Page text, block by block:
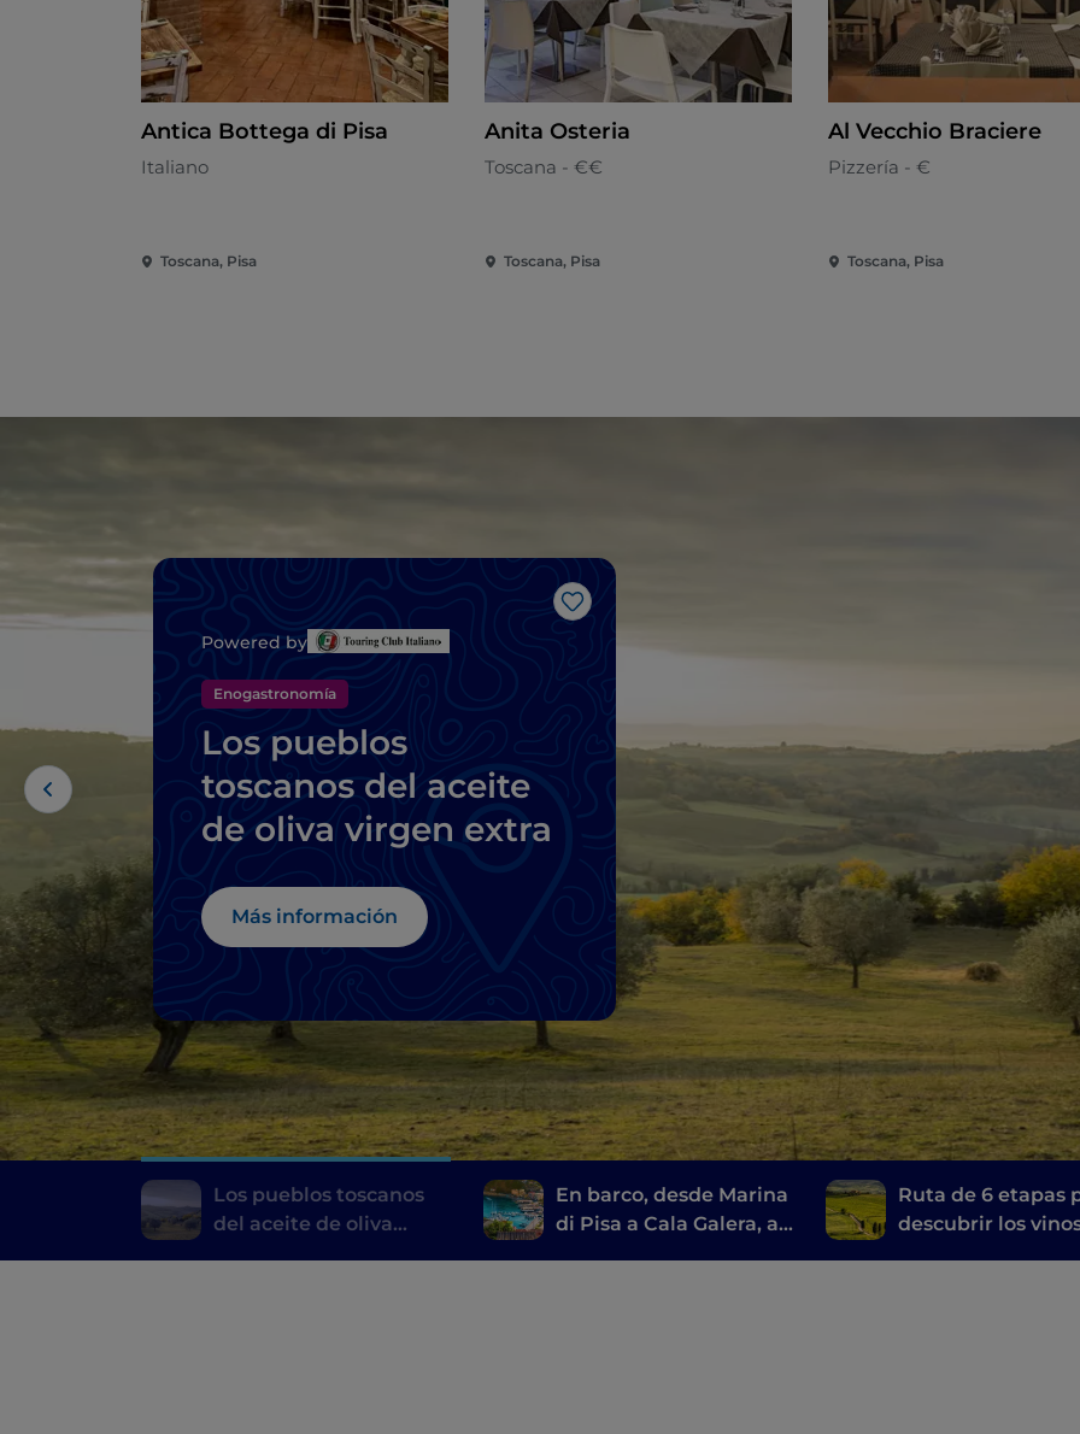
Antica Bottega di Pisa
Italiano
Toscana, Pisa
Anita Osteria
Toscana - €€
Toscana, Pisa
Al Vecchio Braciere
Pizzería - €
Toscana, Pisa
Me gusta
Powered by
Enogastronomía
Los pueblos
toscanos del aceite
de oliva virgen extra
Más información
Los pueblos toscanos
del aceite de oliva
En barco, desde Marina
di Pisa a Cala Galera, a
Ruta de 6 etapas
descubrir los